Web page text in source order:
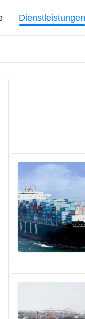
Dienstleistungen